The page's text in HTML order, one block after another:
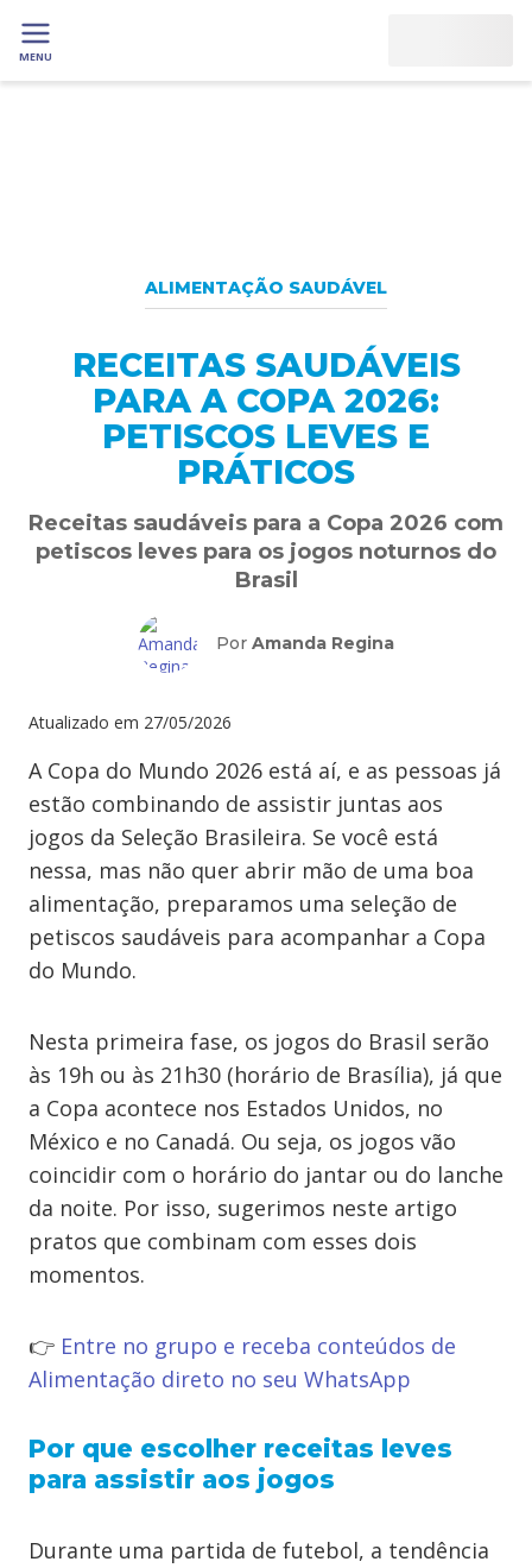
MENU
ALIMENTAÇÃO SAUDÁVEL
RECEITAS SAUDÁVEIS
PARA A COPA 2026:
PETISCOS LEVES E
PRÁTICOS
Receitas saudáveis para a Copa 2026 com
petiscos leves para os jogos noturnos do
Brasil
Por Amanda Regina
Atualizado em 27/05/2026
A Copa do Mundo 2026 está aí, e as pessoas já
estão combinando de assistir juntas aos
jogos da Seleção Brasileira. Se você está
nessa, mas não quer abrir mão de uma boa
alimentação, preparamos uma seleção de
petiscos saudáveis para acompanhar a Copa
do Mundo.
Nesta primeira fase, os jogos do Brasil serão
às 19h ou às 21h30 (horário de Brasília), já que
a Copa acontece nos Estados Unidos, no
México e no Canadá. Ou seja, os jogos vão
coincidir com o horário do jantar ou do lanche
da noite. Por isso, sugerimos neste artigo
pratos que combinam com esses dois
momentos.
👉 Entre no grupo e receba conteúdos de
Alimentação direto no seu WhatsApp
Por que escolher receitas leves
para assistir aos jogos
Durante uma partida de futebol, a tendência